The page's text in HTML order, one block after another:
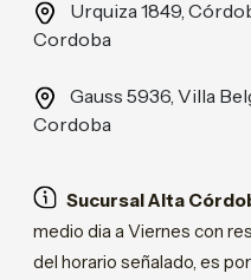
Urquiza 1849,
Cordoba
Gauss 5936, Villa
Cordoba
Sucursal Alta
medio dia a Viernes con
del horario señalado, es